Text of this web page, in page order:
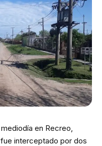
en Recreo,
interceptado por dos